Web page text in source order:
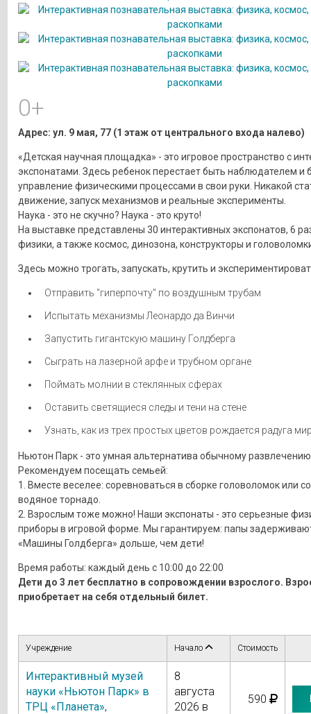
0+
Адрес: ул. 9 мая, 77 (1 этаж от центрального входа налево)
«Детская научная площадка» - это игровое пространство с
экспонатами. Здесь ребенок перестает быть наблюдателем и
управление физическими процессами в свои руки. Никакой
движение, запуск механизмов и реальные эксперименты.
Наука - это не скучно? Наука - это круто!
На выставке представлены 30 интерактивных экспонатов, 6
физики, а также космос, динозона, конструкторы и
Здесь можно трогать, запускать, крутить и
Отправить "гиперпочту" по воздушным трубам
Испытать механизмы Леонардо да Винчи
Запустить гигантскую машину Голдберга
Сыграть на лазерной арфе и трубном органе
Поймать молнии в стеклянных сферах
Оставить светящиеся следы и тени на стене
Узнать, как из трех простых цветов рождается радуга
Ньютон Парк - это умная альтернатива обычному
Рекомендуем посещать семьей:
1. Вместе веселее: соревноваться в сборке головоломок или
водяное торнадо.
2. Взрослым тоже можно! Наши экспонаты - это серьезные
приборы в игровой форме. Мы гарантируем: папы
«Машины Голдберга» дольше, чем дети!
Время работы: каждый день с 10:00 до 22:00
Дети до 3 лет бесплатно в сопровождении взрослого.
приобретает на себя отдельный билет.
Учреждение Начало Стоимость
Интерактивный музей
науки «Ньютон Парк» в
ТРЦ «Планета»,
8
августа
2026 в
590